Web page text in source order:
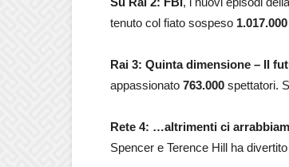
tenuto col fiato sospeso 1.017.000
Rai 3: Quinta dimensione – Il
appassionato 763.000 spettatori.
Rete 4: …altrimenti ci
Spencer e Terence Hill ha divertito